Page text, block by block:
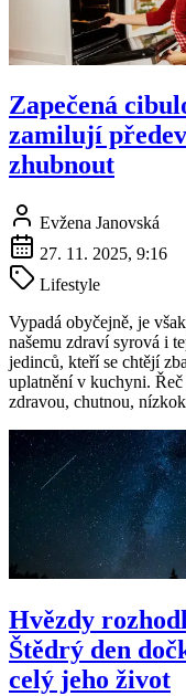
Zapečená
zamilují
zhubnout
Evžena Janovská
27. 11. 2025, 9:16
Lifestyle
Vypadá obyčejně, je
našemu zdraví syrová i
jedinců, kteří se chtějí
uplatnění v kuchyni.
zdravou, chutnou,
Hvězdy
Štědrý den
celý jeho život